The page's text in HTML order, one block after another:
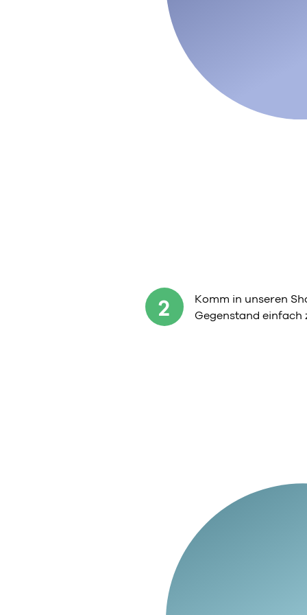
2
Komm in unseren
Gegenstand einfach